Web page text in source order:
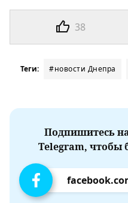
38
Теги: #новости Днепра
Подпишитесь
Telegram, чтобы